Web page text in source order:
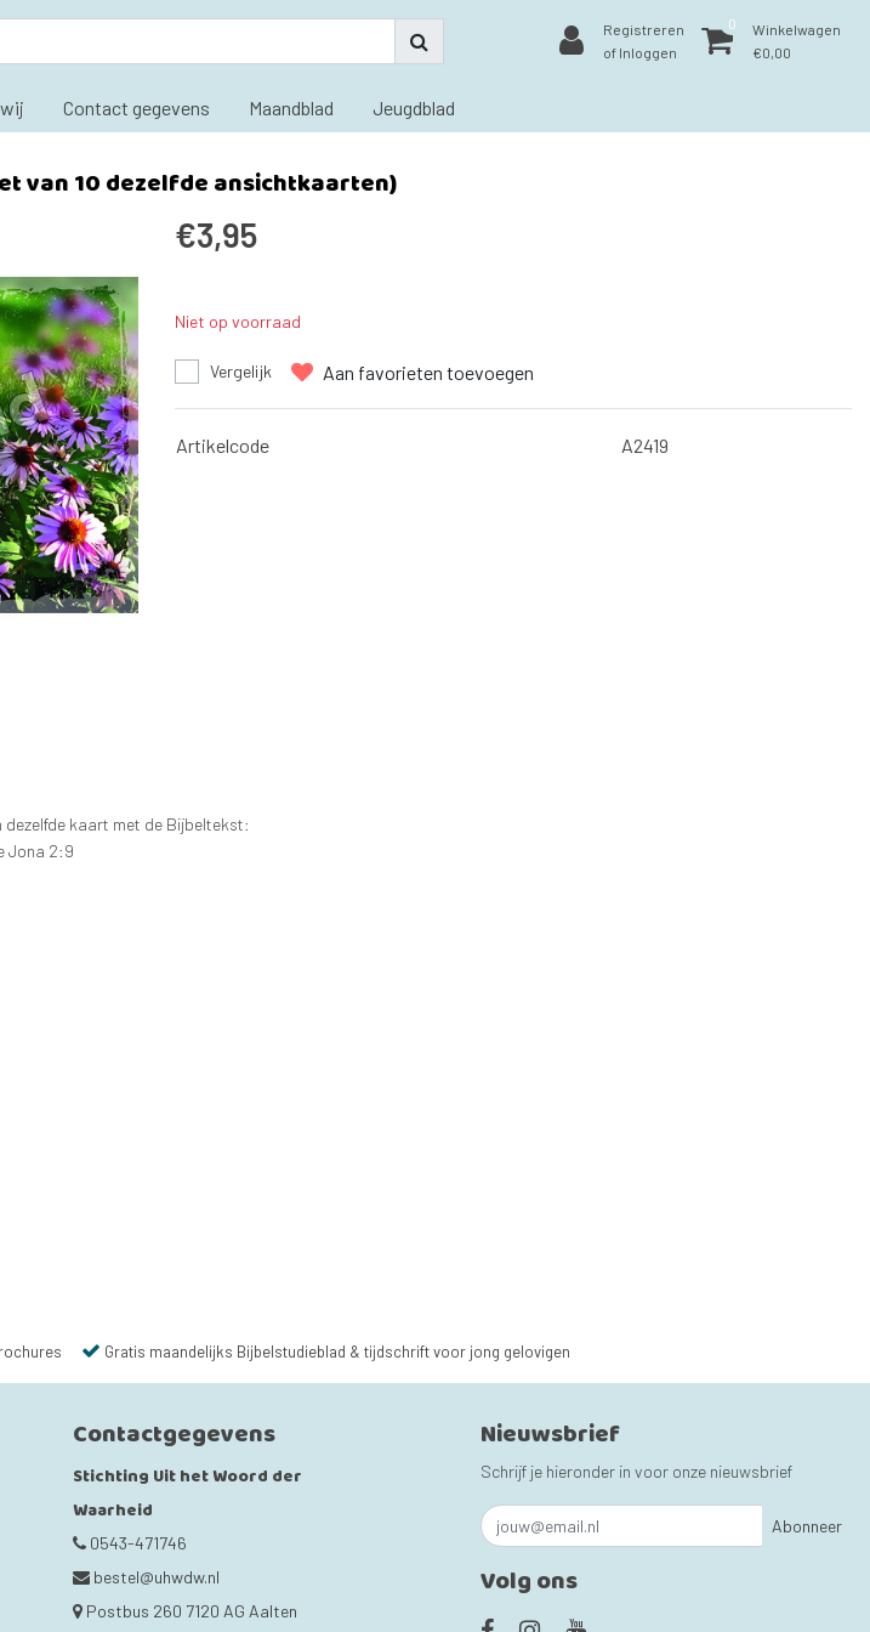
Registreren
of Inloggen
0
Winkelwagen
€0,00
Contact gegevens Maandblad Jeugdblad
van 10 dezelfde ansichtkaarten)
€3,95
Niet op voorraad
Vergelijk Aan favorieten toevoegen
Artikelcode A2419
kaart met de Bijbeltekst:
Jona 2:9
Gratis maandelijks Bijbelstudieblad & tijdschrift voor jong gelovigen
Contactgegevens
Stichting Uit het Woord der
Waarheid
0543-471746
bestel@uhwdw.nl
Postbus 260 7120 AG Aalten
Nieuwsbrief
Schrijf je hieronder in voor onze nieuwsbrief
Abonneer
Volg ons